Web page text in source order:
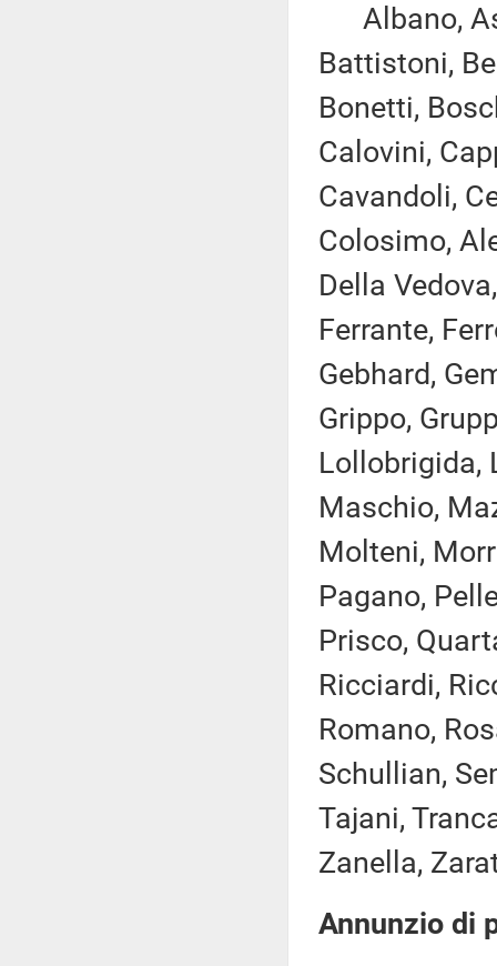
Albano,
Battistoni,
Bonetti,
Calovini,
Cavandoli,
Colosimo,
Della
Ferrante,
Gebhard,
Grippo,
Lollobrigida,
Maschio,
Molteni,
Pagano,
Prisco,
Ricciardi,
Romano,
Schullian,
Tajani,
Zanella,
Annunzio di